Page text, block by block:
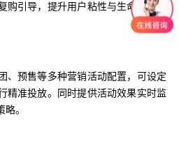
购引导，提升用户粘性与生命周期价
、预售等多种营销活动配置，可设定
精准投放。同时提供活动效果实时监
。